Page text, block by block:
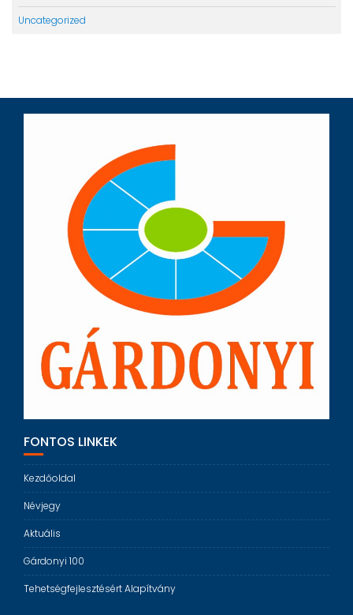
Uncategorized
FONTOS LINKEK
Kezdőoldal
Névjegy
Aktuális
Gárdonyi 100
Tehetségfejlesztésért Alapítvány